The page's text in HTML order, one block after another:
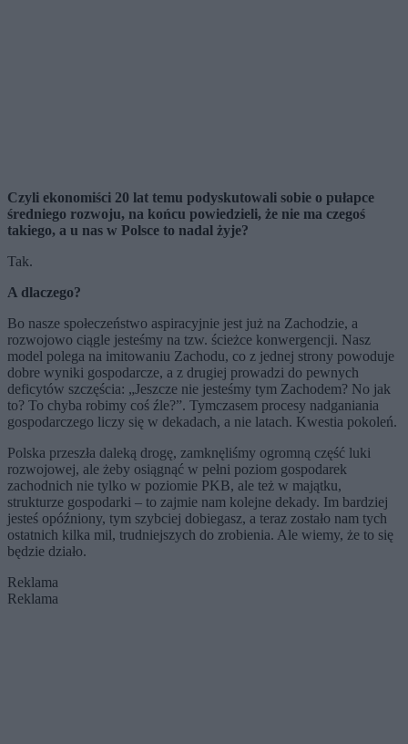
Czyli ekonomiści 20 lat temu podyskutowali sobie o pułapce
średniego rozwoju, na końcu powiedzieli, że nie ma czegoś
takiego, a u nas w Polsce to nadal żyje?
Tak.
A dlaczego?
Bo nasze społeczeństwo aspiracyjnie jest już na Zachodzie, a
rozwojowo ciągle jesteśmy na tzw. ścieżce konwergencji. Nasz
model polega na imitowaniu Zachodu, co z jednej strony powoduje
dobre wyniki gospodarcze, a z drugiej prowadzi do pewnych
deficytów szczęścia: „Jeszcze nie jesteśmy tym Zachodem? No jak
to? To chyba robimy coś źle?”. Tymczasem procesy nadganiania
gospodarczego liczy się w dekadach, a nie latach. Kwestia pokoleń.
Polska przeszła daleką drogę, zamknęliśmy ogromną część luki
rozwojowej, ale żeby osiągnąć w pełni poziom gospodarek
zachodnich nie tylko w poziomie PKB, ale też w majątku,
strukturze gospodarki – to zajmie nam kolejne dekady. Im bardziej
jesteś opóźniony, tym szybciej dobiegasz, a teraz zostało nam tych
ostatnich kilka mil, trudniejszych do zrobienia. Ale wiemy, że to się
będzie działo.
Reklama
Reklama